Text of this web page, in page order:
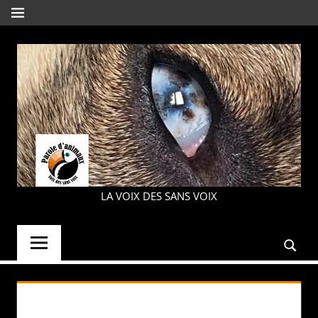
Aller
au
contenu
MENU
PAROLE
LA VOIX DES SANS VOIX